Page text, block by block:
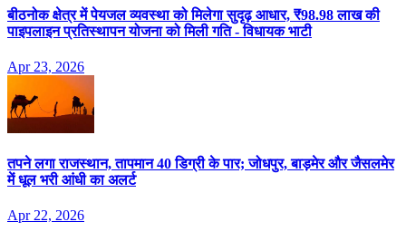
बीठनोक क्षेत्र में पेयजल व्यवस्था को मिलेगा सुदृढ़ आधार, ₹98.98 लाख की
पाइपलाइन प्रतिस्थापन योजना को मिली गति - विधायक भाटी
Apr 23, 2026
तपने लगा राजस्थान, तापमान 40 डिग्री के पार; जोधपुर, बाड़मेर और जैसलमेर
में धूल भरी आंधी का अलर्ट
Apr 22, 2026